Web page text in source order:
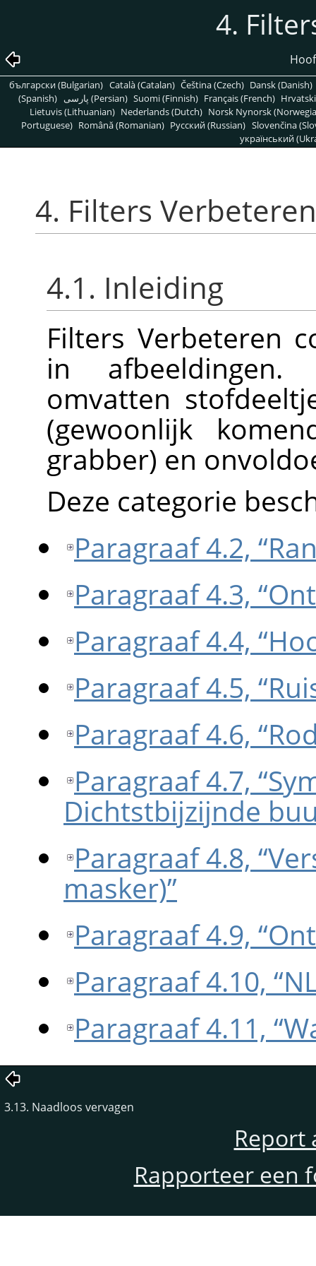
4.
български (Bulgarian) Català (Catalan) Čeština (Czech) Dansk (Danish)
(Spanish)
پارسی (Persian) Suomi (Finnish) Français (French)
Lietuvis (Lithuanian) Nederlands (Dutch) Norsk Nynorsk
Portuguese) Română (Romanian) Pусский (Russian) Slovenčina
український
4. Filters Verbeteren
4.1. Inleiding
Filters Verbeteren
in afbeeldingen.
omvatten
(gewoonlijk
grabber) en
Deze categorie
Paragraaf 4.2,
Paragraaf 4.3,
Paragraaf 4.4,
Paragraaf 4.5,
Paragraaf 4.6,
Paragraaf 4.7,
Dichtstbijzijnde
Paragraaf 4.8,
masker)”
Paragraaf 4.9,
Paragraaf 4.10,
Paragraaf 4.11,
3.13. Naadloos vervagen
Report
Rapporteer een